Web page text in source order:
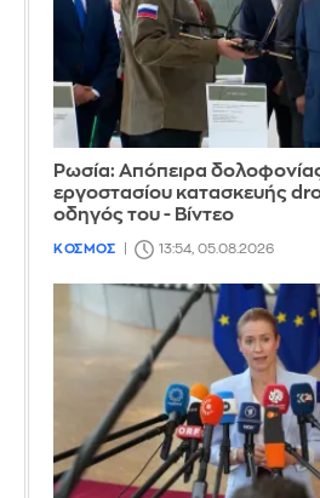
Ρωσία: Απόπειρα
εργοστασίου κατασκευής
οδηγός του - Βίντεο
ΚΟΣΜΟΣ 13:54, 05.08.2026